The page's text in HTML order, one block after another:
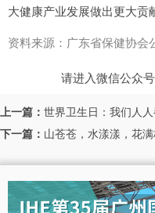
大健康产业发展做出更大贡
资料来源：广东省保健协会
请进入微信公众号
上一篇： 世界卫生日：我们人
下一篇： 山苍苍，水漾漾，花